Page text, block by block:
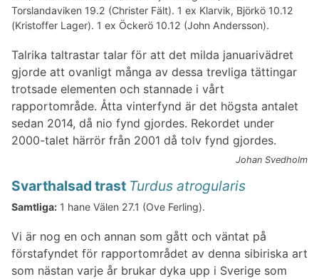
Torslandaviken 19.2 (Christer Fält). 1 ex Klarvik, Björkö 10.12
(Kristoffer Lager). 1 ex Öckerö 10.12 (John Andersson).
Talrika taltrastar talar för att det milda januarivädret
gjorde att ovanligt många av dessa trevliga tättingar
trotsade elementen och stannade i vårt
rapportområde. Åtta vinterfynd är det högsta antalet
sedan 2014, då nio fynd gjordes. Rekordet under
2000-talet härrör från 2001 då tolv fynd gjordes.
Johan Svedholm
Svarthalsad trast Turdus atrogularis
Samtliga: 1 hane Välen 27.1 (Ove Ferling).
Vi är nog en och annan som gått och väntat på
förstafyndet för rapportområdet av denna sibiriska art
som nästan varje år brukar dyka upp i Sverige som